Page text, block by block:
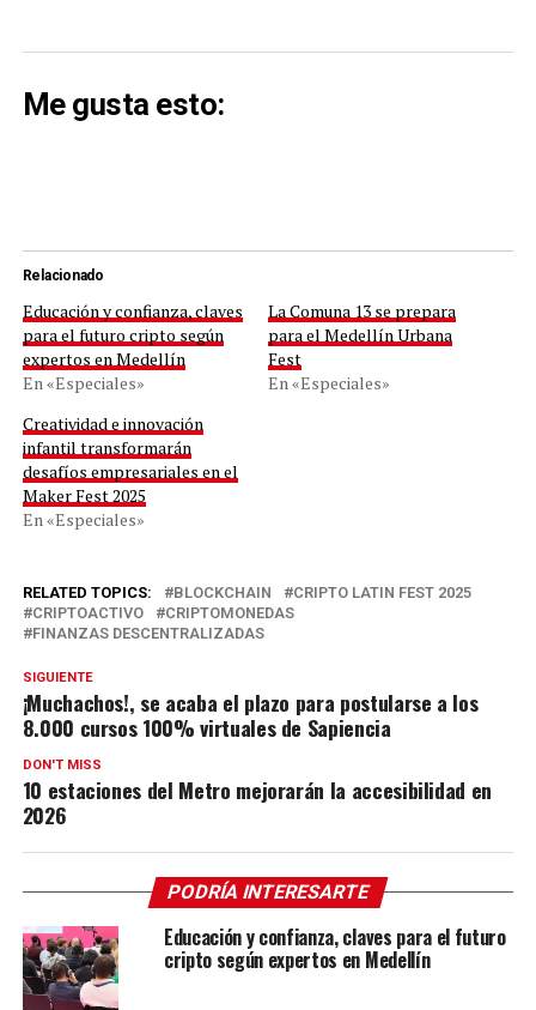
Me gusta esto:
Relacionado
Educación y confianza, claves
para el futuro cripto según
expertos en Medellín
En «Especiales»
La Comuna 13 se prepara
para el Medellín Urbana
Fest
En «Especiales»
Creatividad e innovación
infantil transformarán
desafíos empresariales en el
Maker Fest 2025
En «Especiales»
RELATED TOPICS: BLOCKCHAIN
CRIPTO LATIN FEST 2025
CRIPTOACTIVO
CRIPTOMONEDAS
FINANZAS DESCENTRALIZADAS
SIGUIENTE
¡Muchachos!, se acaba el plazo para postularse a los
8.000 cursos 100% virtuales de Sapiencia
DON'T MISS
10 estaciones del Metro mejorarán la accesibilidad en
2026
PODRÍA INTERESARTE
Educación y confianza, claves para el futuro
cripto según expertos en Medellín